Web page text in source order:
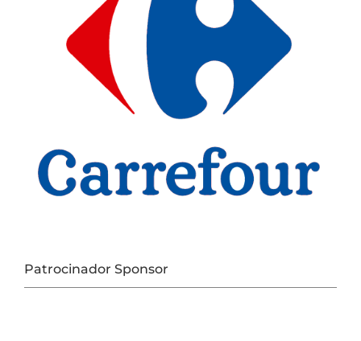
Patrocinador Sponsor